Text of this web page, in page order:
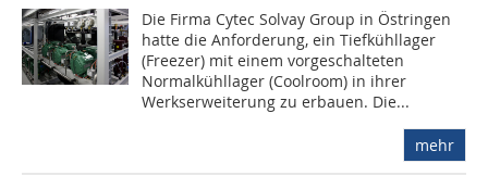
Die Firma Cytec Solvay Group in Östringen
hatte die Anforderung, ein Tiefkühllager
(Freezer) mit einem vorgeschalteten
Normalkühllager (Coolroom) in ihrer
Werkserweiterung zu erbauen. Die...
mehr